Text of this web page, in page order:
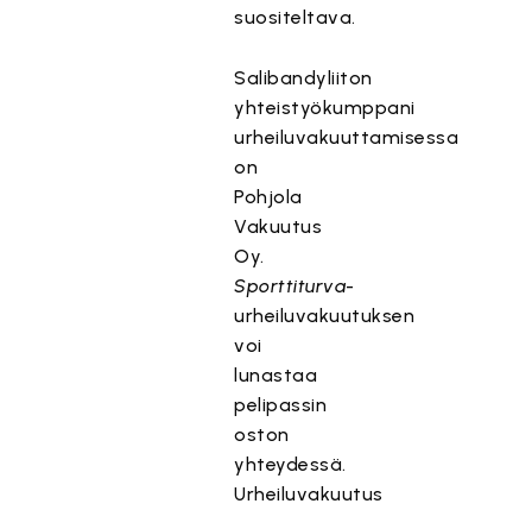
suositeltava.
Salibandyliiton
yhteistyökumppani
urheiluvakuuttamisessa
on
Pohjola
Vakuutus
Oy.
Sporttiturva-
urheiluvakuutuksen
voi
lunastaa
pelipassin
oston
yhteydessä.
Urheiluvakuutus